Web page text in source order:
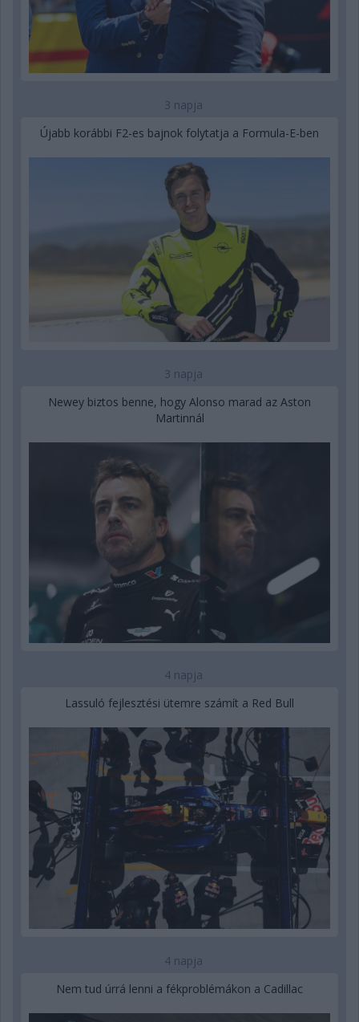
3 napja
Újabb korábbi F2-es bajnok folytatja a Formula-E-ben
3 napja
Newey biztos benne, hogy Alonso marad az Aston
Martinnál
4 napja
Lassuló fejlesztési ütemre számít a Red Bull
4 napja
Nem tud úrrá lenni a fékproblémákon a Cadillac